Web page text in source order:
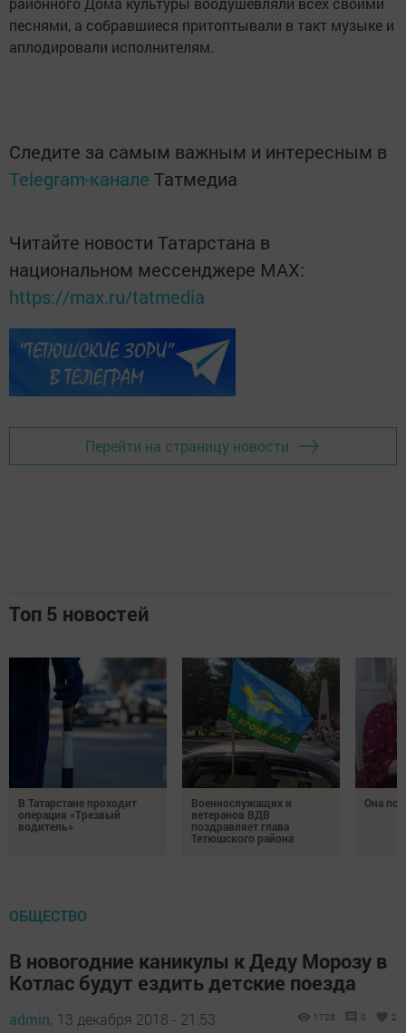
песнями, а собравшиеся притоптывали в такт музыке и
аплодировали исполнителям.
Следите за самым важным и интересным в
Telegram-канале Татмедиа
Читайте новости Татарстана в
национальном мессенджере MАХ:
https://max.ru/tatmedia
Перейти на страницу новости
Топ 5 новостей
В Татарстане проходит
операция «Трезвый
водитель»
Военнослужащих и
ветеранов ВДВ
поздравляет глава
Тетюшского района
Она
ОБЩЕСТВО
В новогодние каникулы к Деду Морозу в
Котлас будут ездить детские поезда
admin, 13 декабря 2018 - 21:53 1728 0 2